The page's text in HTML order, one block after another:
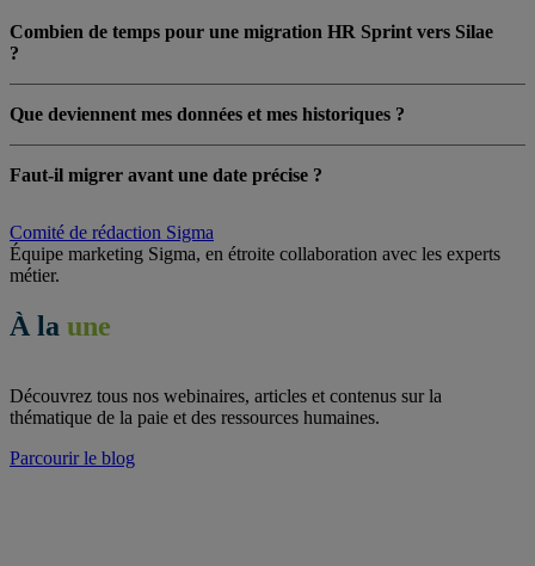
Combien de temps pour une migration HR Sprint vers Silae
?
Que deviennent mes données et mes historiques ?
Faut-il migrer avant une date précise ?
Comité de rédaction Sigma
Équipe marketing Sigma, en étroite collaboration avec les experts
métier.
À la une
Découvrez tous nos webinaires, articles et contenus sur la
thématique de la paie et des ressources humaines.
Parcourir le blog